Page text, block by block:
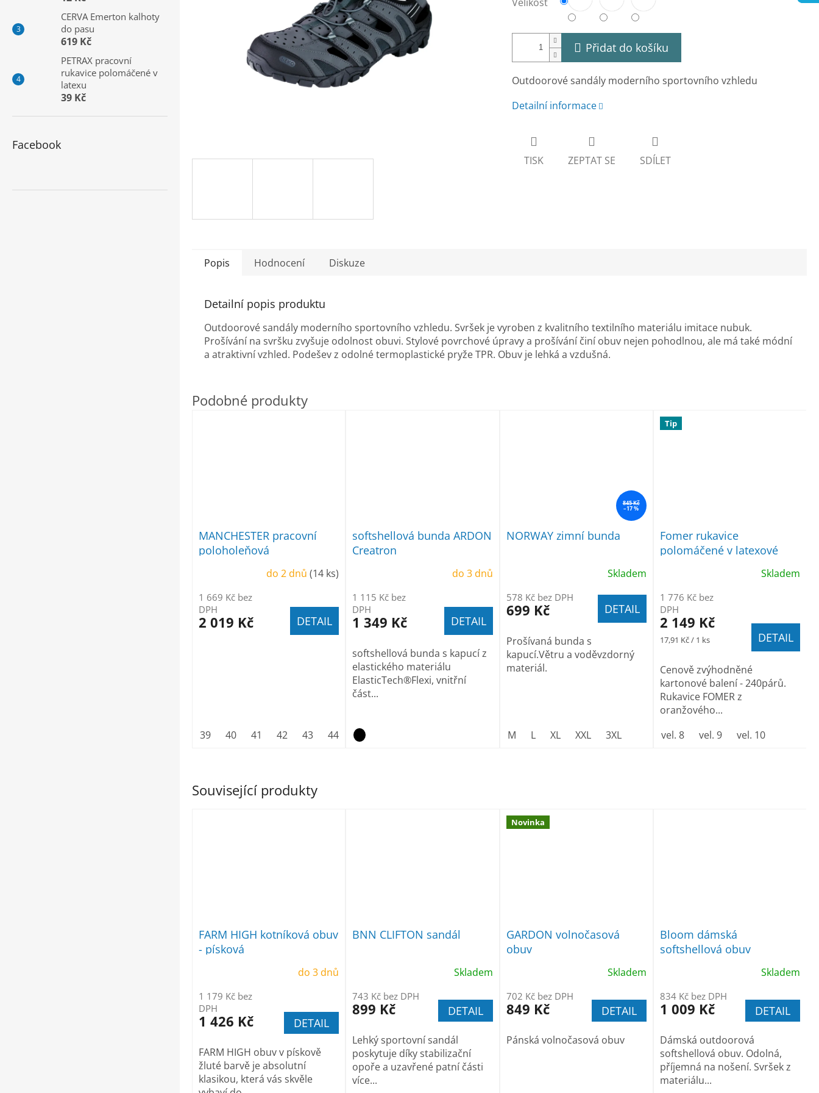
CERVA Emerton kalhoty
do pasu
619 Kč
PETRAX pracovní
rukavice polomáčené v
latexu
39 Kč
Facebook
Přidat do košíku
Outdoorové sandály moderního sportovního vzhledu
Detailní informace
TISK ZEPTAT SE SDÍLET
Související produkty
FARM HIGH kotníková obuv
- písková
do 3 dnů
1 179 Kč bez
DPH
1 426 Kč DETAIL
FARM HIGH obuv v pískově
žluté barvě je absolutní
klasikou, která vás skvěle
BNN CLIFTON sandál
Skladem
743 Kč bez DPH
899 Kč DETAIL
Lehký sportovní sandál
poskytuje díky stabilizační
opoře a uzavřené patní části
více...
Novinka
GARDON volnočasová
obuv
Skladem
702 Kč bez DPH
849 Kč DETAIL
Pánská volnočasová obuv
Bloom dámská
softshellová obuv
Skladem
834 Kč bez DPH
1 009 Kč DETAIL
Dámská outdoorová
softshellová obuv. Odolná,
příjemná na nošení. Svršek z
materiálu...
Popis Hodnocení Diskuze
Detailní popis produktu
Outdoorové sandály moderního sportovního vzhledu. Svršek je vyroben z kvalitního textilního materiálu imitace nubuk.
Prošívání na svršku zvyšuje odolnost obuvi. Stylové povrchové úpravy a prošívání činí obuv nejen pohodlnou, ale má také módní
a atraktivní vzhled. Podešev z odolné termoplastické pryže TPR. Obuv je lehká a vzdušná.
MANCHESTER pracovní
poloholeňová
do 2 dnů(14 ks)
1 669 Kč bez
DPH
2 019 Kč DETAIL
39 40 41 42 43 44 45
softshellová bunda ARDON
Creatron
do 3 dnů
1 115 Kč bez
DPH
1 349 Kč DETAIL
softshellová bunda s kapucí z
elastického materiálu
ElasticTech®Flexi, vnitřní
část...
845 Kč
–17 %
NORWAY zimní bunda
Skladem
578 Kč bez DPH
699 Kč DETAIL
Prošívaná bunda s
kapucí.Větru a voděvzdorný
materiál.
M L XL XXL 3XL
Tip
Fomer rukavice
polomáčené v latexové
Skladem
1 776 Kč bez
DPH
2 149 Kč
Měrná
17,91 Kč / 1 ks DETAIL
Cenově zvýhodněné
kartonové balení - 240párů.
Rukavice FOMER z
oranžového...
vel. 8
vel. 9 vel. 10